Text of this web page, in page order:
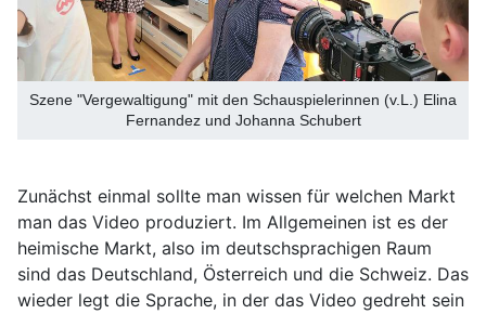
Szene "Vergewaltigung" mit den Schauspielerinnen (v.L.) Elina
Fernandez und Johanna Schubert
Zunächst einmal sollte man wissen für welchen Markt
man das Video produziert. Im Allgemeinen ist es der
heimische Markt, also im deutschsprachigen Raum
sind das Deutschland, Österreich und die Schweiz. Das
wieder legt die Sprache, in der das Video gedreht sein